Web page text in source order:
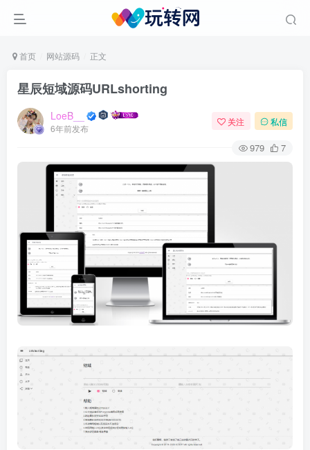
首页 网站源码 正文
星辰短域源码URLshorting
LoeB__
6年前发布
关注 私信
979 7